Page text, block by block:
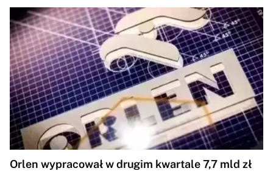
Orlen wypracował w drugim kwartale 7,7 mld zł